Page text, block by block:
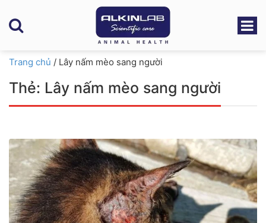
Trang chủ / Lây nấm mèo sang người
Thẻ: Lây nấm mèo sang người